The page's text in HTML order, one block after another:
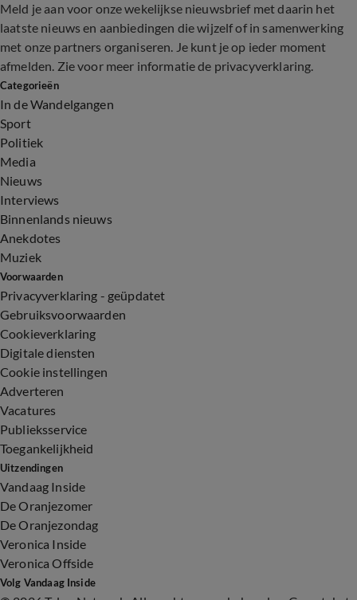
Meld je aan voor onze wekelijkse nieuwsbrief met daarin het
laatste nieuws en aanbiedingen die wijzelf of in samenwerking
met onze partners organiseren. Je kunt je op ieder moment
afmelden. Zie voor meer informatie de privacyverklaring.
Categorieën
In de Wandelgangen
Sport
Politiek
Media
Nieuws
Interviews
Binnenlands nieuws
Anekdotes
Muziek
Voorwaarden
Privacyverklaring - geüpdatet
Gebruiksvoorwaarden
Cookieverklaring
Digitale diensten
Cookie instellingen
Adverteren
Vacatures
Publieksservice
Toegankelijkheid
Uitzendingen
Vandaag Inside
De Oranjezomer
De Oranjezondag
Veronica Inside
Veronica Offside
Volg Vandaag Inside